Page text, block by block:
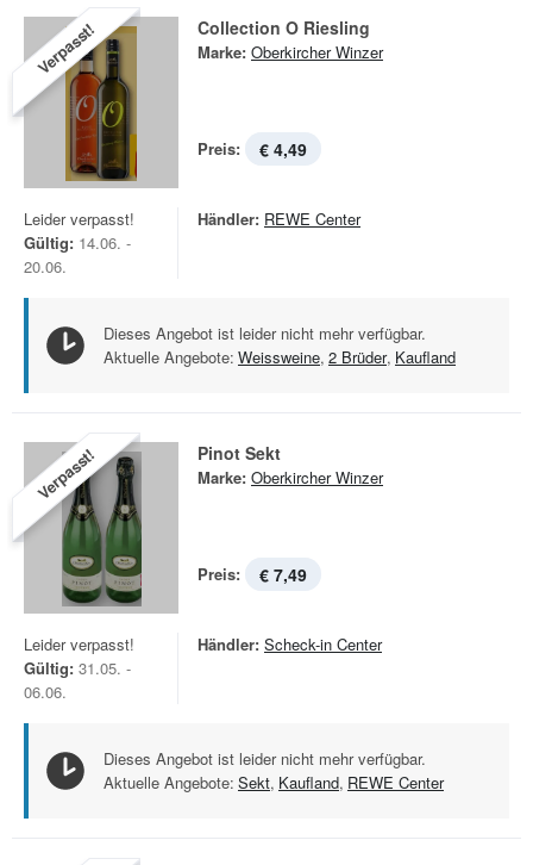
Verpasst! Collection O Riesling
Marke: Oberkircher Winzer
Preis: € 4,49
Leider verpasst!
Gültig: 14.06. -
20.06.
Händler: REWE Center
Dieses Angebot ist leider nicht mehr verfügbar.
Aktuelle Angebote: Weissweine, 2 Brüder, Kaufland
Verpasst! Pinot Sekt
Marke: Oberkircher Winzer
Preis: € 7,49
Leider verpasst!
Gültig: 31.05. -
06.06.
Händler: Scheck-in Center
Dieses Angebot ist leider nicht mehr verfügbar.
Aktuelle Angebote: Sekt, Kaufland, REWE Center